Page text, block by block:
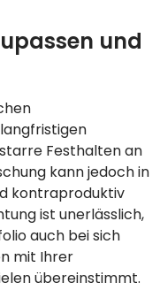
und
Festhalten an
kann jedoch in
kontraproduktiv
ist unerlässlich,
auch bei sich
mit Ihrer
übereinstimmt.